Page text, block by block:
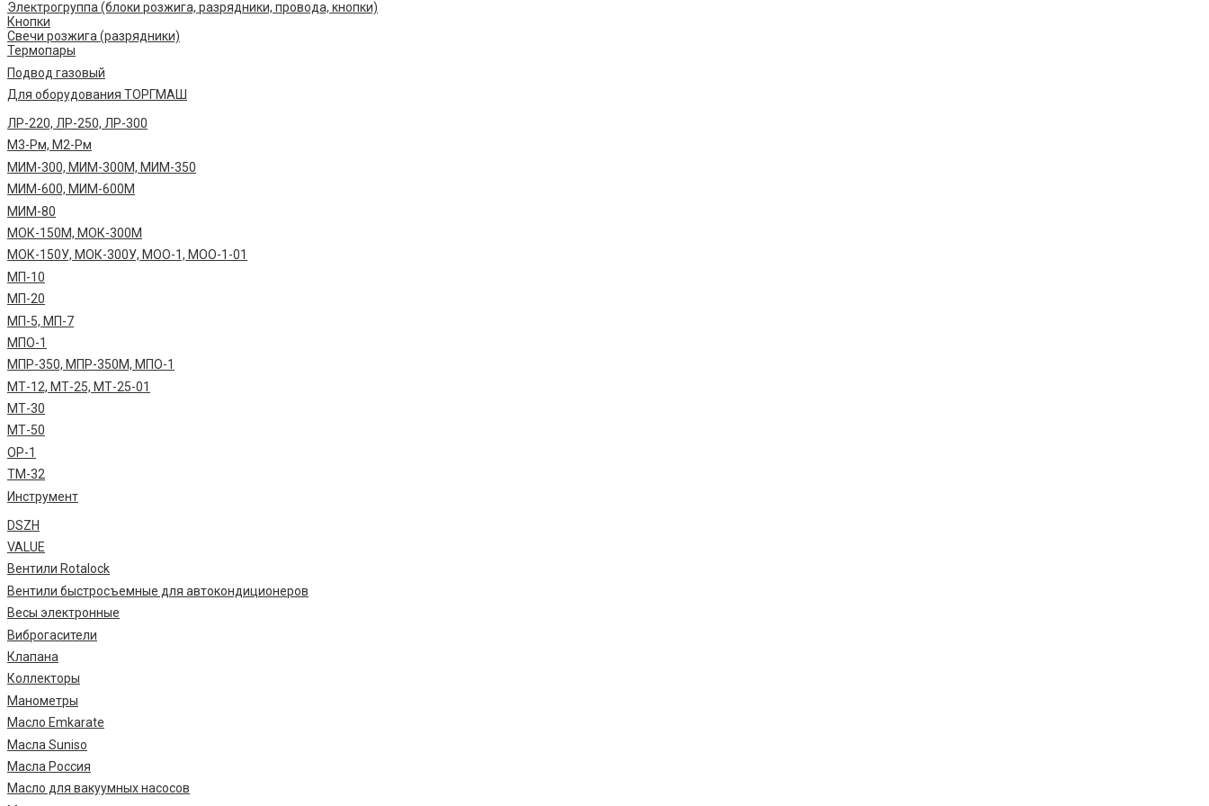
Электрогруппа (блоки розжига, разрядники, провода, кнопки)
Кнопки
Свечи розжига (разрядники)
Термопары
Подвод газовый
Для оборудования ТОРГМАШ
ЛР-220, ЛР-250, ЛР-300
М3-Рм, М2-Рм
МИМ-300, МИМ-300М, МИМ-350
МИМ-600, МИМ-600М
МИМ-80
МОК-150М, МОК-300М
МОК-150У, МОК-300У, МОО-1, МОО-1-01
МП-10
МП-20
МП-5, МП-7
МПО-1
МПР-350, МПР-350М, МПО-1
МТ-12, МТ-25, МТ-25-01
МТ-30
МТ-50
ОР-1
ТМ-32
Инструмент
DSZH
VALUE
Вентили Rotalock
Вентили быстросъемные для автокондиционеров
Весы электронные
Виброгасители
Клапана
Коллекторы
Манометры
Масло Emkarate
Масла Suniso
Масла Россия
Масло для вакуумных насосов